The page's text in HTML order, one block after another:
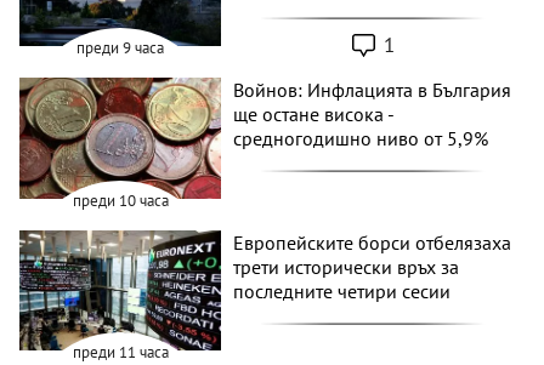
преди 9 часа 1
преди 10 часа
Войнов: Инфлацията в България
ще остане висока -
средногодишно ниво от 5,9%
преди 11 часа
Европейските борси отбелязаха
трети исторически връх за
последните четири сесии